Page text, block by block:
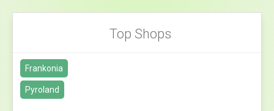
Top Shops
Frankonia
Pyroland